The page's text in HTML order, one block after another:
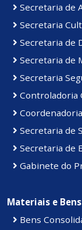
Secretaria de
Secretaria
Secretaria de
Secretaria de
Secretaria
Controladoria
Secretaria de
Secretaria de
Gabinete do
Materiais e
Bens